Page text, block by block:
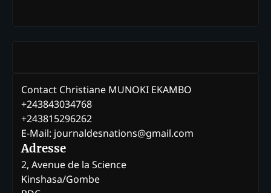
Contact Christiane MUNOKI EKAMBO
+243843034768
+243815296262
E-Mail: journaldesnations@gmail.com
Adresse
2, Avenue de la Science
Kinshasa/Gombe